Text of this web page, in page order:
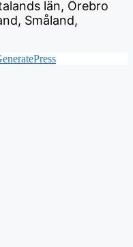
län, Örebro
Småland,